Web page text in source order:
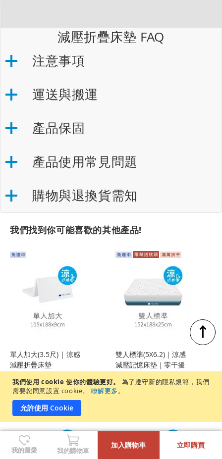
我們使用 cookie 使你的體驗更好。
為了遵守新的隱私規範，我們
需要您同意設置 cookie。
瞭解更多。
允許使用 Cookie
減壓折疊床墊 FAQ
注意事項
運送與搬運
產品保固
產品使用常見問題
購物與退換貨需知
我們找到你可能喜歡的其他產品!
單人加大(3.5尺) | 涼感
減壓折疊床墊
$5,990
雙人標準(5X6.2)｜涼感
減壓記憶床墊｜零干擾
$18,990 $19,990
↑
我的最愛 我的購物車
加入購物車 立即購買
+
-